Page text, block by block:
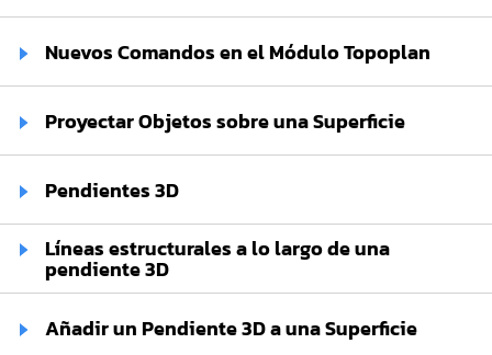
Nuevos Comandos en el Módulo Topoplan
Proyectar Objetos sobre una Superficie
Pendientes 3D
Líneas estructurales a lo largo de una
pendiente 3D
Añadir un Pendiente 3D a una Superficie